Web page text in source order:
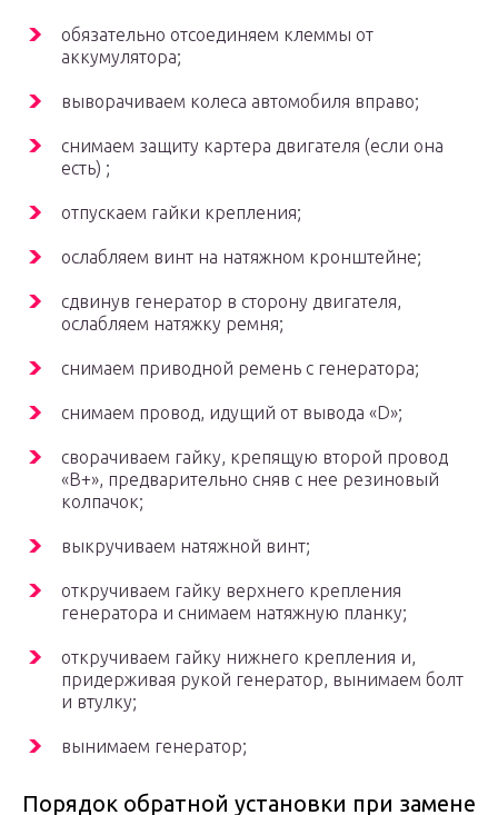
обязательно отсоединяем клеммы от
аккумулятора;
выворачиваем колеса автомобиля вправо;
снимаем защиту картера двигателя (если она
есть) ;
отпускаем гайки крепления;
ослабляем винт на натяжном кронштейне;
сдвинув генератор в сторону двигателя,
ослабляем натяжку ремня;
снимаем приводной ремень с генератора;
снимаем провод, идущий от вывода «D»;
сворачиваем гайку, крепящую второй провод
«B+», предварительно сняв с нее резиновый
колпачок;
выкручиваем натяжной винт;
откручиваем гайку верхнего крепления
генератора и снимаем натяжную планку;
откручиваем гайку нижнего крепления и,
придерживая рукой генератор, вынимаем болт
и втулку;
вынимаем генератор;
Порядок обратной установки при замене